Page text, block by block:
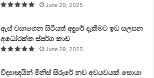
June 29, 2025
ඇස් වසාගෙන සිටියත් අඳුරේ දැකීමට ඉඩ සලසන
අධෝරක්ත ස්පර්ශ කාච
June 29, 2025
විද්‍යාඥයින් මිනිස් සිරුරේ නව අවයවයක් සොයා